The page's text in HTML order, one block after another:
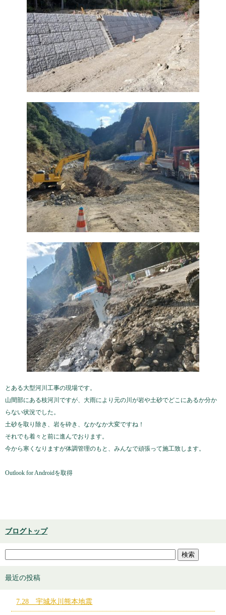
とある大型河川工事の現場です。
山間部にある枝河川ですが、大雨により元の川が岩や土砂でどこにあるか分か
らない状況でした。
土砂を取り除き、岩を砕き、なかなか大変ですね！
それでも着々と前に進んでおります。
今から寒くなりますが体調管理のもと、みんなで頑張って施工致します。
Outlook for Androidを取得
ブログトップ
最近の投稿
7.28 宇城氷川熊本地震